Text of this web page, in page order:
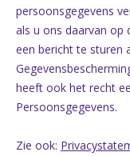
persoonsgegevens
als u ons daarvan
een bericht te sturen
heeft ook het recht
Persoonsgegevens.
Zie ook: